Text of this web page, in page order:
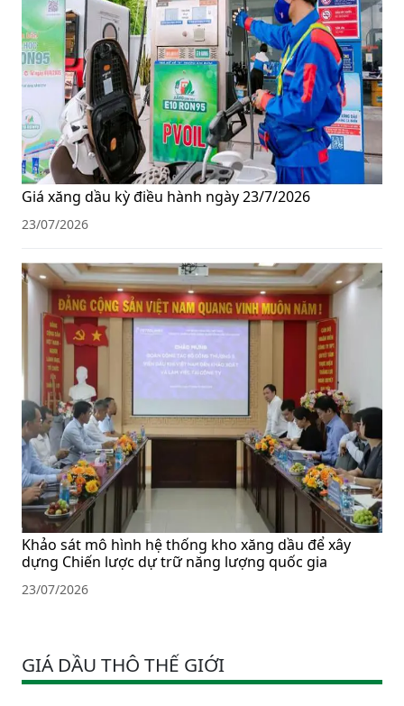
Giá xăng dầu kỳ điều hành ngày 23/7/2026
23/07/2026
Khảo sát mô hình hệ thống kho xăng dầu để xây
dựng Chiến lược dự trữ năng lượng quốc gia
23/07/2026
GIÁ DẦU THÔ THẾ GIỚI